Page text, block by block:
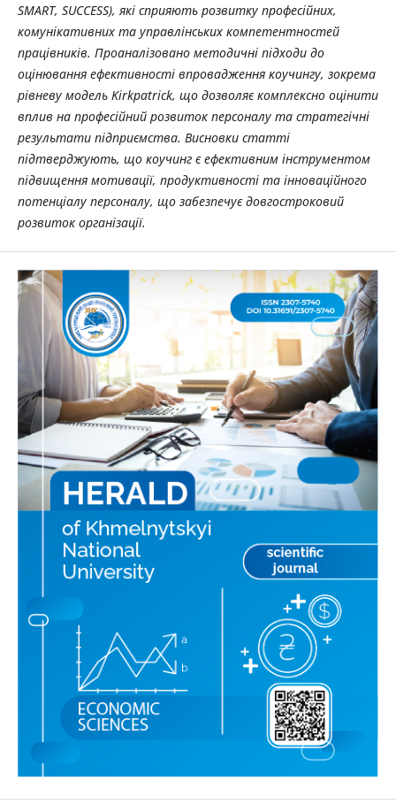
SMART, SUCCESS), які сприяють розвитку професійних,
комунікативних та управлінських компетентностей
працівників. Проаналізовано методичні підходи до
оцінювання ефективності впровадження коучингу, зокрема
рівневу модель Kirkpatrick, що дозволяє комплексно оцінити
вплив на професійний розвиток персоналу та стратегічні
результати підприємства. Висновки статті
підтверджують, що коучинг є ефективним інструментом
підвищення мотивації, продуктивності та інноваційного
потенціалу персоналу, що забезпечує довгостроковий
розвиток організації.